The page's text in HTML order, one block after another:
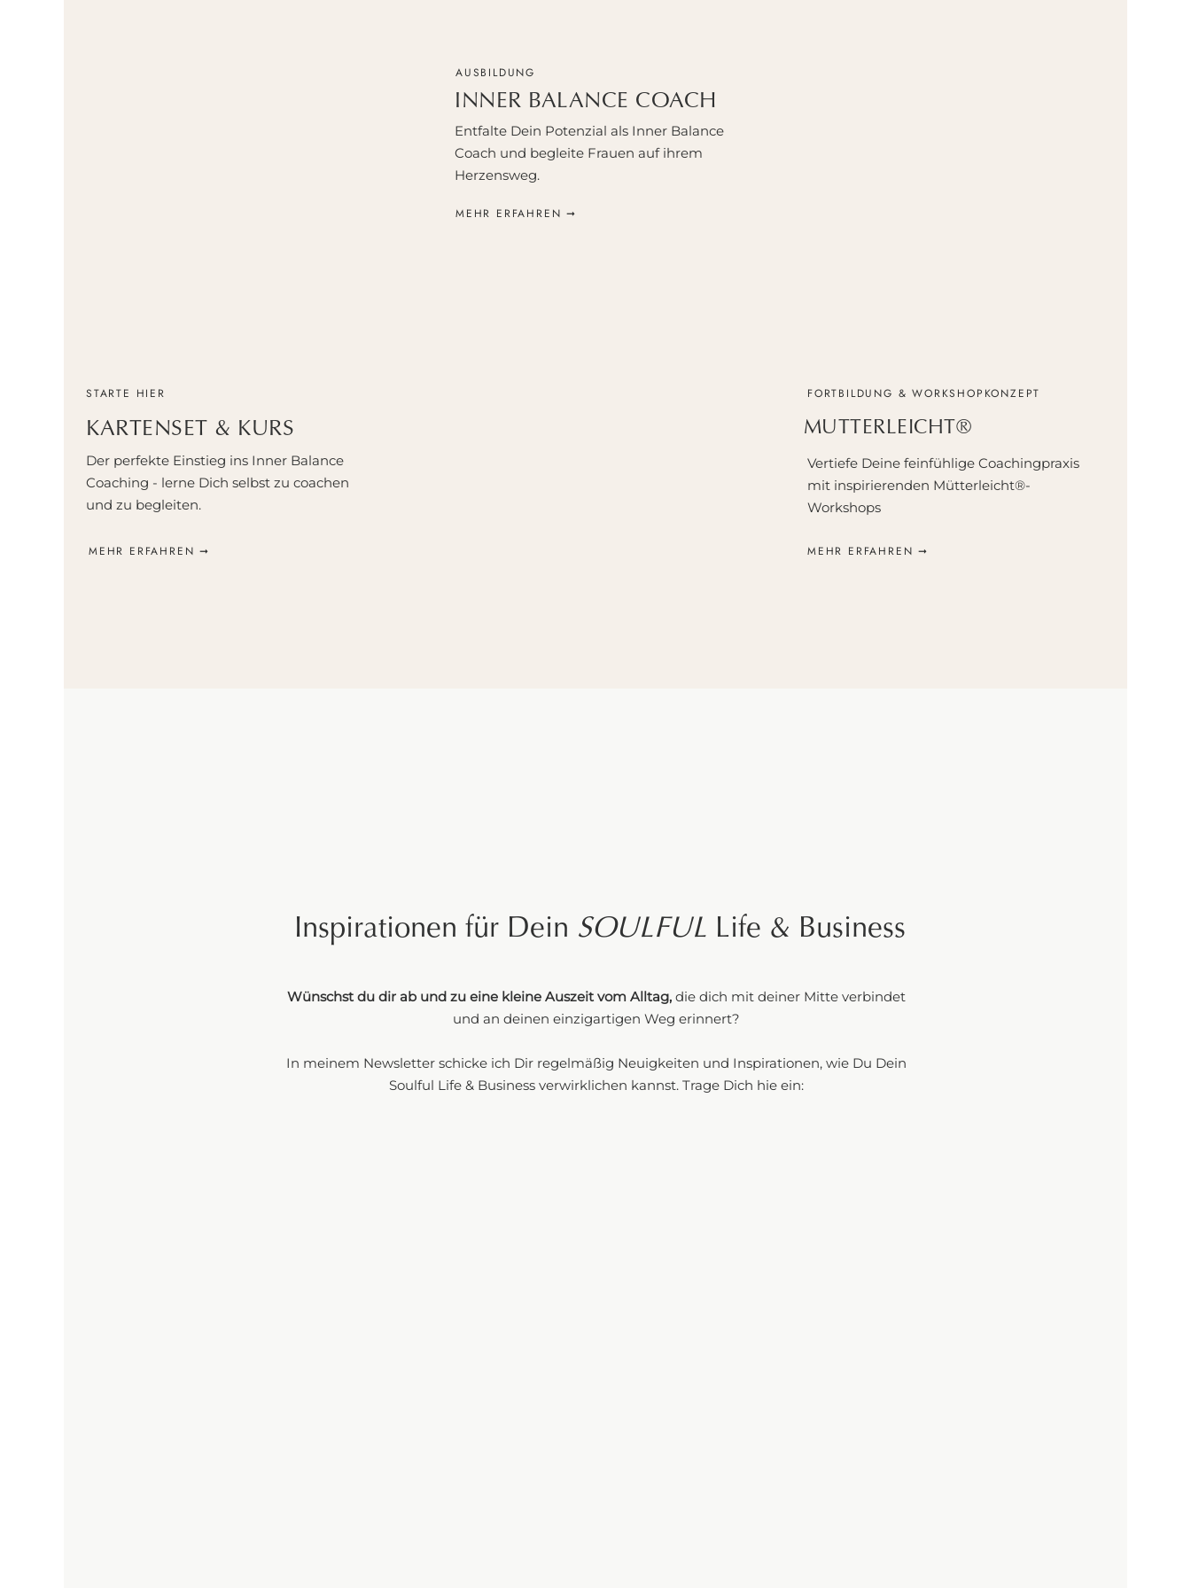
STARTE HIER FORTBILDUNG & WORKSHOPKONZEPT
AUSBILDUNG
Der perfekte Einstieg ins Inner Balance
Coaching - lerne Dich selbst zu coachen
und zu begleiten.
MUTTERLEICHT®
Vertiefe Deine feinfühlige Coachingpraxis
mit inspirierenden Mütterleicht®-
Workshops
MEHR ERFAHREN ➞
Entfalte Dein Potenzial als Inner Balance
Coach und begleite Frauen auf ihrem
Herzensweg.
INNER BALANCE COACH
MEHR ERFAHREN ➞
KARTENSET & KURS
MEHR ERFAHREN ➞
Wünschst du dir ab und zu eine kleine Auszeit vom Alltag, die dich mit deiner Mitte verbindet
und an deinen einzigartigen Weg erinnert?
In meinem Newsletter schicke ich Dir regelmäßig Neuigkeiten und Inspirationen, wie Du Dein
Soulful Life & Business verwirklichen kannst. Trage Dich hie ein:
Inspirationen für Dein SOULFUL Life & Business